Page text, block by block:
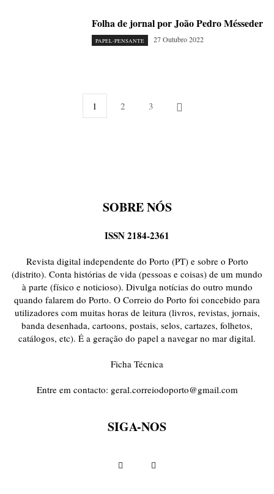
Folha de jornal por João Pedro Mésseder
PAPEL-PENSANTE 27 Outubro 2022
1 2 3
SOBRE NÓS
ISSN 2184-2361
Revista digital independente do Porto (PT) e sobre o Porto
(distrito). Conta histórias de vida (pessoas e coisas) de um mundo
à parte (físico e noticioso). Divulga notícias do outro mundo
quando falarem do Porto. O Correio do Porto foi concebido para
utilizadores com muitas horas de leitura (livros, revistas, jornais,
banda desenhada, cartoons, postais, selos, cartazes, folhetos,
catálogos, etc). É a geração do papel a navegar no mar digital.
Ficha Técnica
Entre em contacto: geral.correiodoporto@gmail.com
SIGA-NOS